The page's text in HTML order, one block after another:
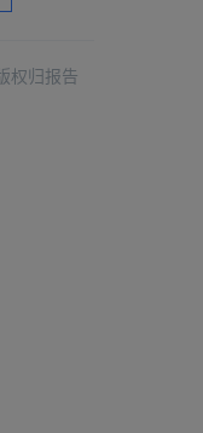
权归报告